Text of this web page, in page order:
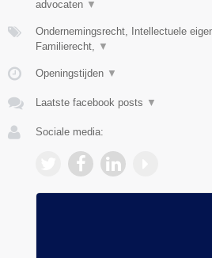
advocaten ▼
Ondernemingsrecht, Intellectuele
Familierecht, ▼
Openingstijden ▼
Laatste facebook posts ▼
Sociale media: